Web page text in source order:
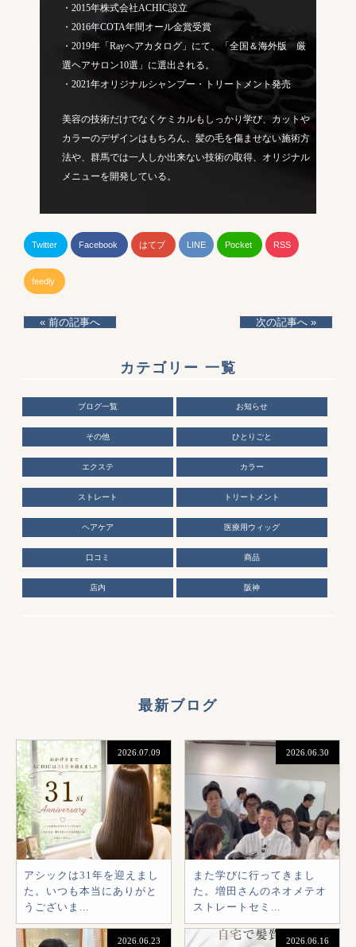
・2015年株式会社ACHIC設立
・2016年COTA年間オール金賞受賞
・2019年「Rayヘアカタログ」にて、「全国＆海外版 厳
選ヘアサロン10選」に選出される。
・2021年オリジナルシャンプー・トリートメント発売
美容の技術だけでなくケミカルもしっかり学び、カットや
カラーのデザインはもちろん、髪の毛を傷ませない施術方
法や、群馬では一人しか出来ない技術の取得、オリジナル
メニューを開発している。
Twitter Facebook はてブ LINE Pocket RSS
feedly
« 前の記事へ 次の記事へ »
カテゴリー 一覧
ブログ一覧 お知らせ
その他 ひとりごと
エクステ カラー
ストレート トリートメント
ヘアケア 医療用ウィッグ
口コミ 商品
店内 阪神
最新ブログ
2026.07.09
アシックは31年を迎えまし
た。いつも本当にありがと
うございま...
2026.06.30
また学びに行ってきまし
た。増田さんのネオメテオ
ストレートセミ...
2026.06.23 2026.06.16